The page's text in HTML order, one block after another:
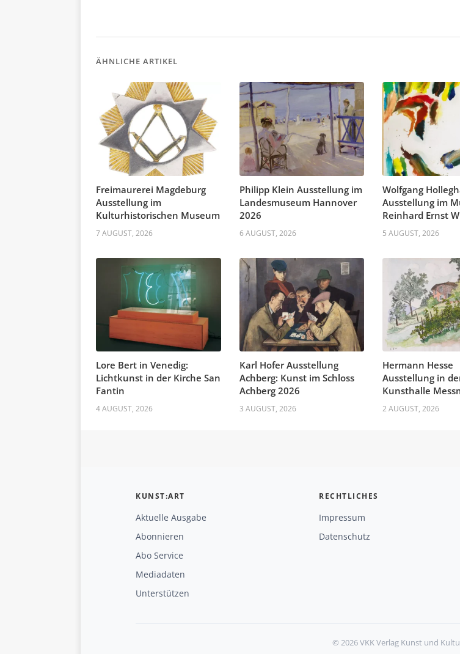
ÄHNLICHE ARTIKEL
Freimaurerei Magdeburg
Ausstellung im
Kulturhistorischen Museum
7 AUGUST, 2026
Philipp Klein Ausstellung im
Landesmuseum Hannover
2026
6 AUGUST, 2026
Wolfgang
Ausstellung im
Reinhard Ernst
5 AUGUST, 2026
Lore Bert in Venedig:
Lichtkunst in der Kirche San
Fantin
4 AUGUST, 2026
Karl Hofer Ausstellung
Achberg: Kunst im Schloss
Achberg 2026
3 AUGUST, 2026
Hermann Hesse
Ausstellung in
Kunsthalle
2 AUGUST, 2026
KUNST:ART
Aktuelle Ausgabe
Abonnieren
Abo Service
Mediadaten
Unterstützen
RECHTLICHES
Impressum
Datenschutz
© 2026 VKK Verlag Kunst und